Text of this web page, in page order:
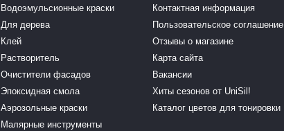
Водоэмульсионные краски
Для дерева
Клей
Растворитель
Очистители фасадов
Эпоксидная смола
Аэрозольные краски
Малярные инструменты
Контактная информация
Пользовательское соглашение
Отзывы о магазине
Карта сайта
Вакансии
Хиты сезонов от UniSil!
Каталог цветов для тонировки